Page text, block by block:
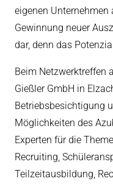
eigenen
Gewinnung neuer
dar, denn das
Beim Netzwerktreffen
Gießler GmbH in
Betriebsbesichtigung
Möglichkeiten des
Experten für die
Recruiting,
Teilzeitausbildung,